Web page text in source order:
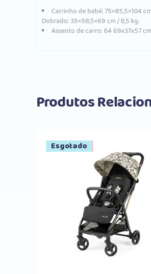
Carrinho de bebé: 75×85,5×104
Dobrado: 35×58,5×69 cm / 8,5 kg.
Assento de carro: 64 69x37x57
Produtos
Promoção
Esgotado
Comprar